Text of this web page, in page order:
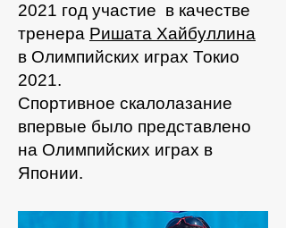
2021 год участие в качестве
тренера Ришата Хайбуллина
в Олимпийских играх Токио
2021.
Спортивное скалолазание
впервые было представлено
на Олимпийских играх в
Японии.